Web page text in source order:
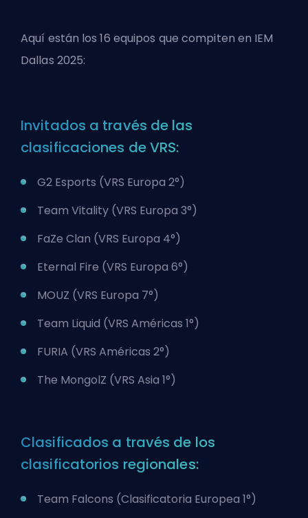
Aquí están los 16 equipos que compiten en IEM
Dallas 2025:
Invitados a través de las
clasificaciones de VRS:
G2 Esports (VRS Europa 2°)
Team Vitality (VRS Europa 3°)
FaZe Clan (VRS Europa 4°)
Eternal Fire (VRS Europa 6°)
MOUZ (VRS Europa 7°)
Team Liquid (VRS Américas 1°)
FURIA (VRS Américas 2°)
The MongolZ (VRS Asia 1°)
Clasificados a través de los
clasificatorios regionales:
Team Falcons (Clasificatoria Europea 1°)